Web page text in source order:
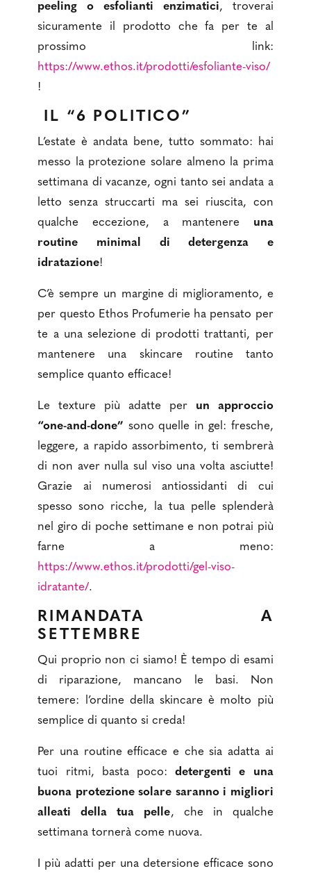
peeling o esfolianti enzimatici, troverai
sicuramente il prodotto che fa per te al
prossimo link:
https://www.ethos.it/prodotti/esfoliante-viso/
!
IL “6 POLITICO”
L’estate è andata bene, tutto sommato: hai
messo la protezione solare almeno la prima
settimana di vacanze, ogni tanto sei andata a
letto senza struccarti ma sei riuscita, con
qualche eccezione, a mantenere una
routine minimal di detergenza e
idratazione!
C’è sempre un margine di miglioramento, e
per questo Ethos Profumerie ha pensato per
te a una selezione di prodotti trattanti, per
mantenere una skincare routine tanto
semplice quanto efficace!
Le texture più adatte per un approccio
“one-and-done” sono quelle in gel: fresche,
leggere, a rapido assorbimento, ti sembrerà
di non aver nulla sul viso una volta asciutte!
Grazie ai numerosi antiossidanti di cui
spesso sono ricche, la tua pelle splenderà
nel giro di poche settimane e non potrai più
farne a meno:
https://www.ethos.it/prodotti/gel-viso-
idratante/.
RIMANDATA A
SETTEMBRE
Qui proprio non ci siamo! È tempo di esami
di riparazione, mancano le basi. Non
temere: l’ordine della skincare è molto più
semplice di quanto si creda!
Per una routine efficace e che sia adatta ai
tuoi ritmi, basta poco:detergenti e una
buona protezione solare saranno i migliori
alleati della tua pelle, che in qualche
settimana tornerà come nuova.
I più adatti per una detersione efficace sono